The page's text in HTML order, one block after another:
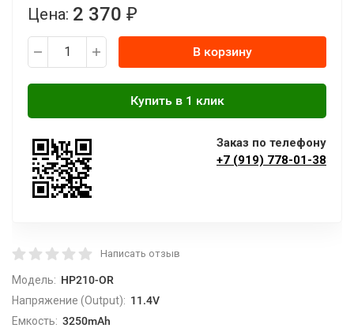
Цена: 2 370 ₽
В корзину
Заказ по телефону
+7 (919) 778-01-38
Написать отзыв
Модель: HP210-OR
Напряжение (Output): 11.4V
Емкость: 3250mAh